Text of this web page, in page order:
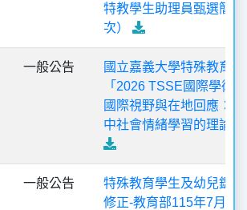
特教學生助理員甄選簡
次）
一般公告
國立嘉義大學特殊教育
「2026 TSSE國際學術
國際視野與在地回應：
中社會情緒學習的理論
一般公告
特殊教育學生及幼兒鑑
修正-教育部115年7月公